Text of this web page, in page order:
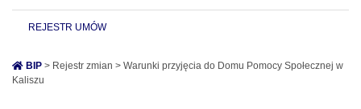
REJESTR UMÓW
BIP > Rejestr zmian > Warunki przyjęcia do Domu Pomocy Społecznej w
Kaliszu